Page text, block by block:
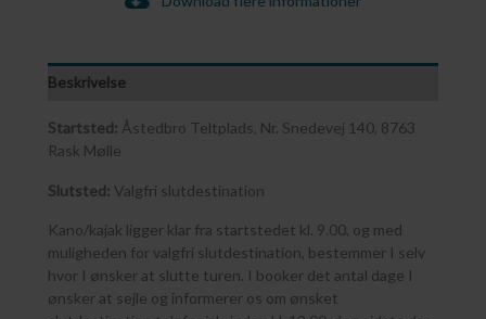
Beskrivelse
Startsted: Åstedbro Teltplads, Nr. Snedevej 140, 8763
Rask Mølle
Slutsted: Valgfri slutdestination
Kano/kajak ligger klar fra startstedet kl. 9.00, og med
muligheden for valgfri slutdestination, bestemmer I selv
hvor I ønsker at slutte turen. I booker det antal dage I
ønsker at sejle og informerer os om ønsket